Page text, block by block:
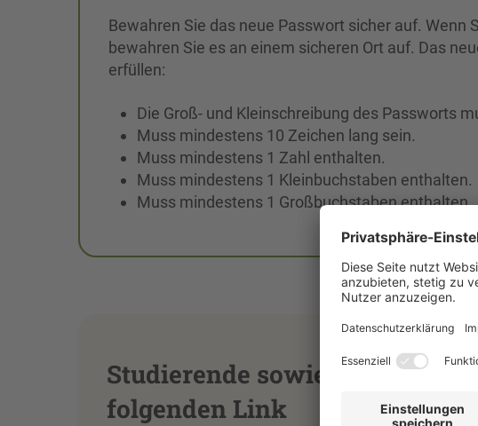
Bewahren Sie das neue Passwort sicher auf. Wenn
bewahren Sie es an einem sicheren Ort auf. Das
erfüllen:
Die Groß- und Kleinschreibung des Passworts
Muss mindestens 10 Zeichen lang sein.
Muss mindestens 1 Zahl enthalten.
Muss mindestens 1 Kleinbuchstaben enthalten.
Muss mindestens 1 Großbuchstaben enthalten.
Studierende sowie Personal
folgenden Link